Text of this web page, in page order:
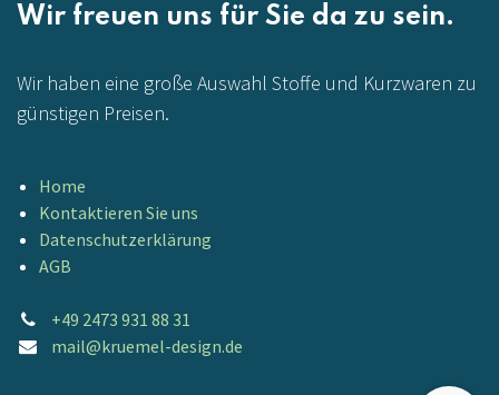
Wir freuen uns für Sie da zu sein.
Wir haben eine große Auswahl Stoffe und Kurzwaren zu
günstigen Preisen.
Home
Kontaktieren Sie uns
Datenschutzerklärung
AGB
+49 2473 931 88 31
mail@kruemel-design.de